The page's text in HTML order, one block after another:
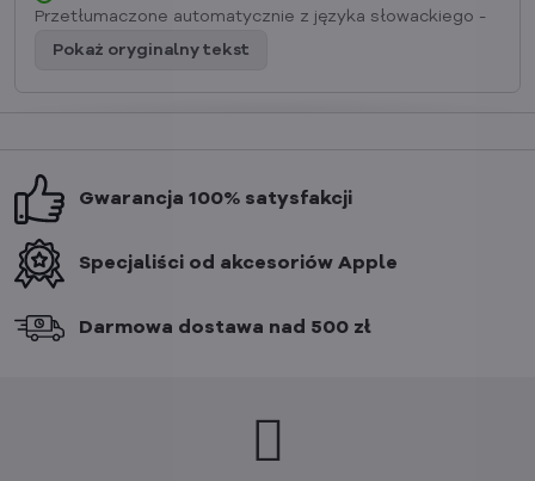
Przetłumaczone automatycznie z języka słowackiego -
Pokaż oryginalny tekst
Gwarancja 100% satysfakcji
Specjaliści od akcesoriów Apple
Darmowa dostawa nad 500 zł